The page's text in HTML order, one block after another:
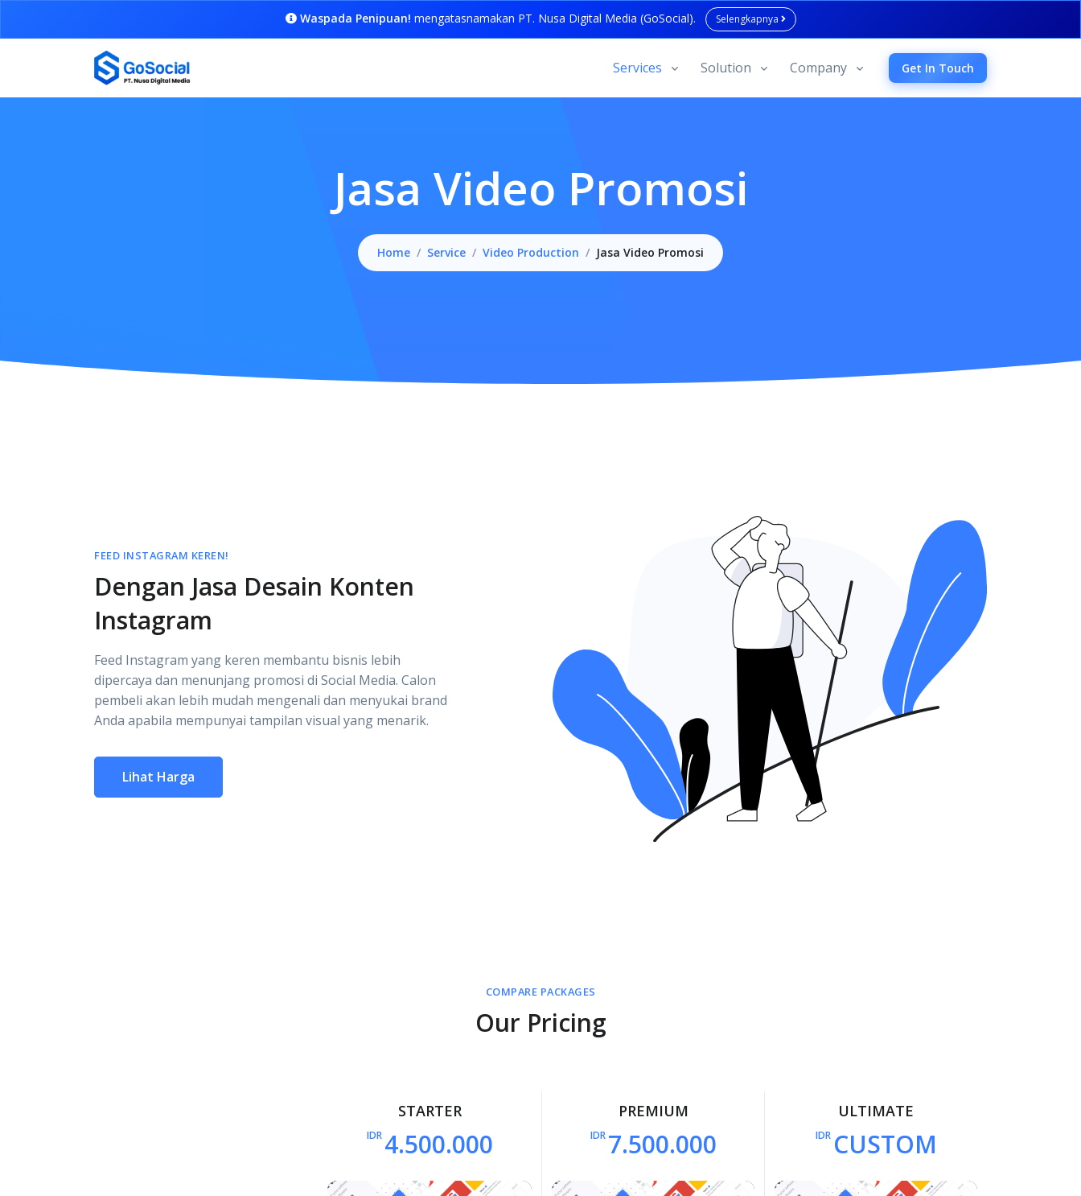
Waspada Penipuan! mengatasnamakan PT. Nusa Digital Media (GoSocial). Selengkapnya
Services Solution Company Get In Touch
Jasa Video Promosi
Home Service Video Production Jasa Video Promosi
FEED INSTAGRAM KEREN!
Dengan Jasa Desain Konten
Instagram
Feed Instagram yang keren membantu bisnis lebih
dipercaya dan menunjang promosi di Social Media. Calon
pembeli akan lebih mudah mengenali dan menyukai brand
Anda apabila mempunyai tampilan visual yang menarik.
Lihat Harga
COMPARE PACKAGES
Our Pricing
STARTER
IDR 4.500.000
PREMIUM
IDR 7.500.000
ULTIMATE
IDR CUSTOM